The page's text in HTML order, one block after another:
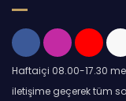
Haftaiçi 08.00-17.30
iletişime geçerek tüm